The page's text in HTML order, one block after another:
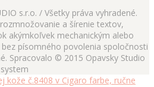
s.r.o. / Všetky práva vyhradené.
a šírenie textov,
akýmkoľvek mechanickým alebo
písomného povolenia spoločnosti
Spracovalo © 2015 Opavsky Studio
kože č.8408 v Cigaro farbe, ručne